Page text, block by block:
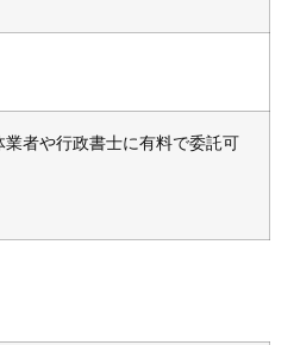
業者や行政書士に有料で委託可